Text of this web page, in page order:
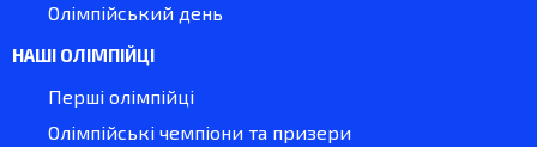
Олімпійський день
НАШІ ОЛІМПІЙЦІ
Перші олімпійці
Олімпійські чемпіони та призери